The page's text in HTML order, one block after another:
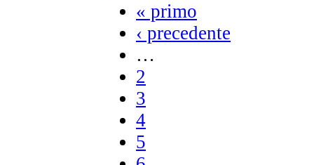
« primo
‹ precedente
…
2
3
4
5